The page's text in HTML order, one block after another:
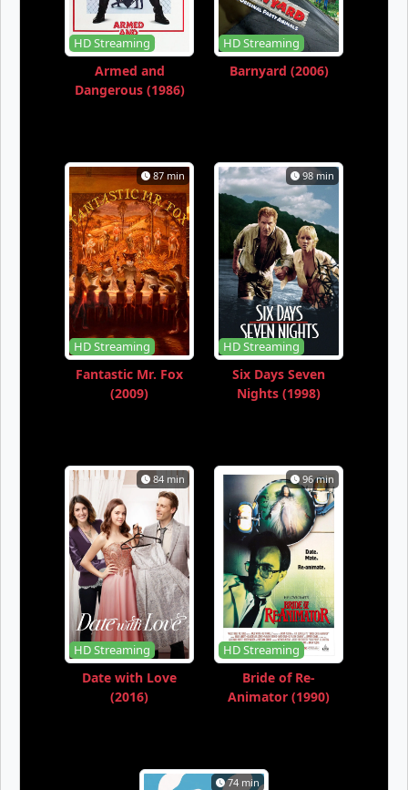
HD Streaming
Armed and
Dangerous (1986)
HD Streaming
Barnyard (2006)
87 min
HD Streaming
Fantastic Mr. Fox
(2009)
98 min
HD Streaming
Six Days Seven
Nights (1998)
84 min
HD Streaming
Date with Love
(2016)
96 min
HD Streaming
Bride of Re-
Animator (1990)
74 min